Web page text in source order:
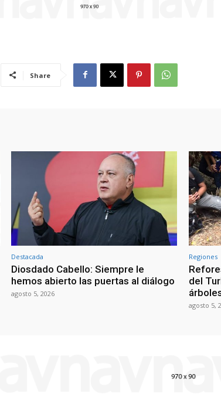
Share
Destacada
Diosdado Cabello: Siempre le
hemos abierto las puertas al diálogo
agosto 5, 2026
Regiones
del
agosto 5,